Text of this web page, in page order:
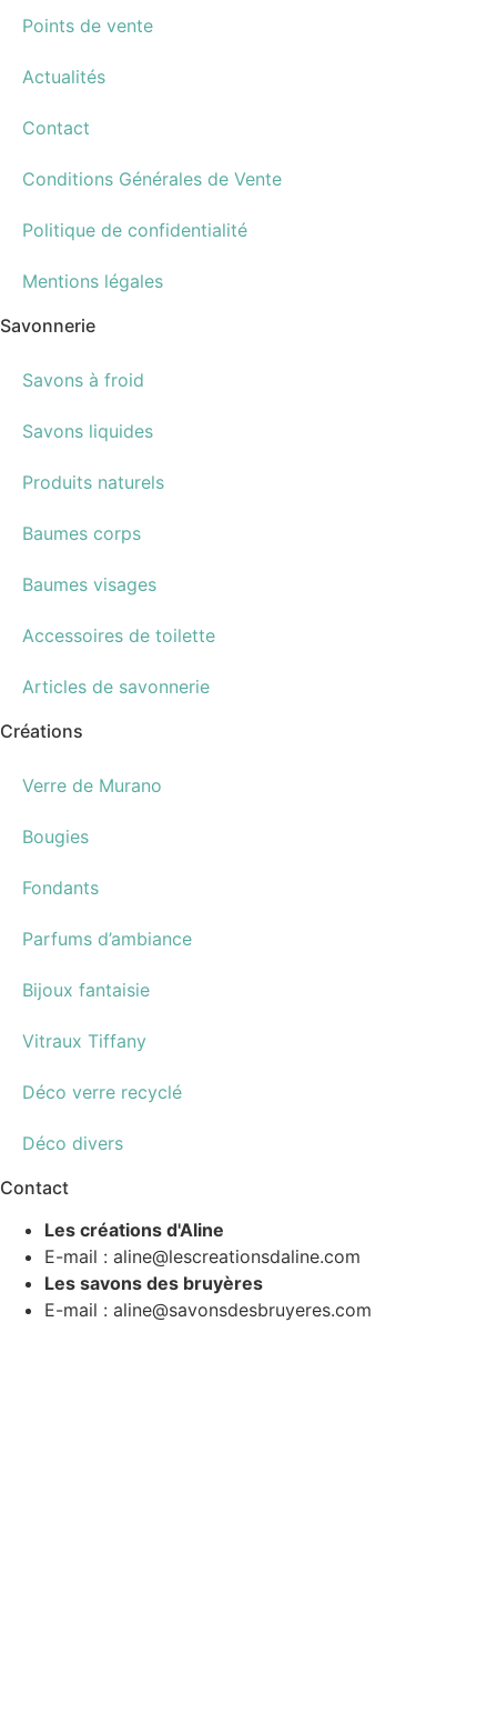
Points de vente
Actualités
Contact
Conditions Générales de Vente
Politique de confidentialité
Mentions légales
Savonnerie
Savons à froid
Savons liquides
Produits naturels
Baumes corps
Baumes visages
Accessoires de toilette
Articles de savonnerie
Créations
Verre de Murano
Bougies
Fondants
Parfums d’ambiance
Bijoux fantaisie
Vitraux Tiffany
Déco verre recyclé
Déco divers
Contact
Les créations d'Aline
E-mail : aline@lescreationsdaline.com
Les savons des bruyères
E-mail : aline@savonsdesbruyeres.com